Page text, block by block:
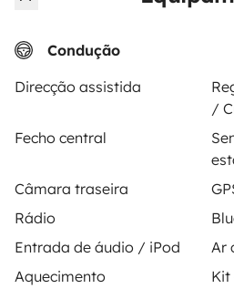
Condução
Direcção assistida
/
Fecho central
Câmara traseira
Rádio
Entrada de áudio / iPod
Ar
Aquecimento
Kit